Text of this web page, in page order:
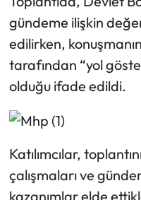
gündeme ilişkin
edilirken,
tarafından “yol
olduğu ifade edildi.
Katılımcılar,
çalışmaları ve
kazanımlar elde
Uğurludağ
Yaşam
Yerel Haberler